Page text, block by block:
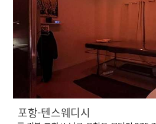
포항-텐스웨디시